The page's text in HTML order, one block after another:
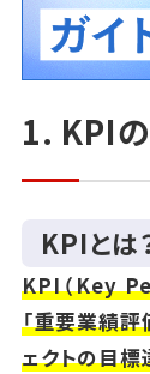
1. KPI
KPIとは
KPI（Key
「重要業績評
ェクトの目